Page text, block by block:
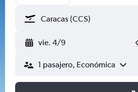
vie. 4/9
1 pasajero, Económica